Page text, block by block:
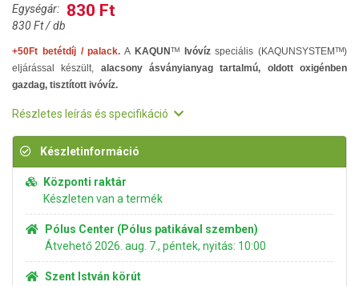
830 Ft
Egységár:
830 Ft / db
+50Ft betétdíj / palack. A KAQUNᵀᴹ Ivóvízspeciális (KAQUNSYSTEMᵀᴹ)
eljárással készült, alacsony ásványianyag tartalmú, oldott oxigénben
gazdag, tisztított ivóvíz.
Részletes leírás és specifikáció
Készletinformáció
Központi raktár
Készleten van a termék
Pólus Center (Pólus patikával szemben)
Átvehető 2026. aug. 7., péntek, nyitás: 10:00
Szent István körút